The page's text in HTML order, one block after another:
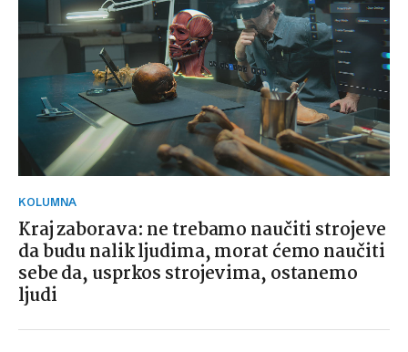
KOLUMNA
Kraj zaborava: ne trebamo naučiti strojeve
da budu nalik ljudima, morat ćemo naučiti
sebe da, usprkos strojevima, ostanemo
ljudi